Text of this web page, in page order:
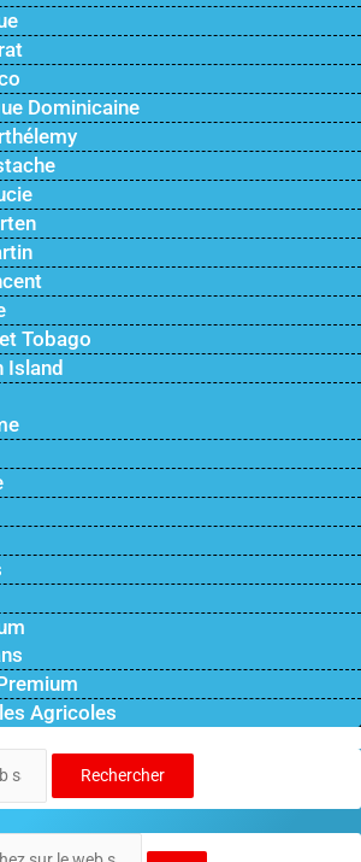
Dominicaine
Tobago
Island
Agricoles
Rechercher